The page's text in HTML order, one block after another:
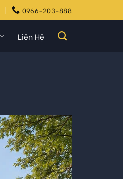
0966-203-888
Liên Hệ